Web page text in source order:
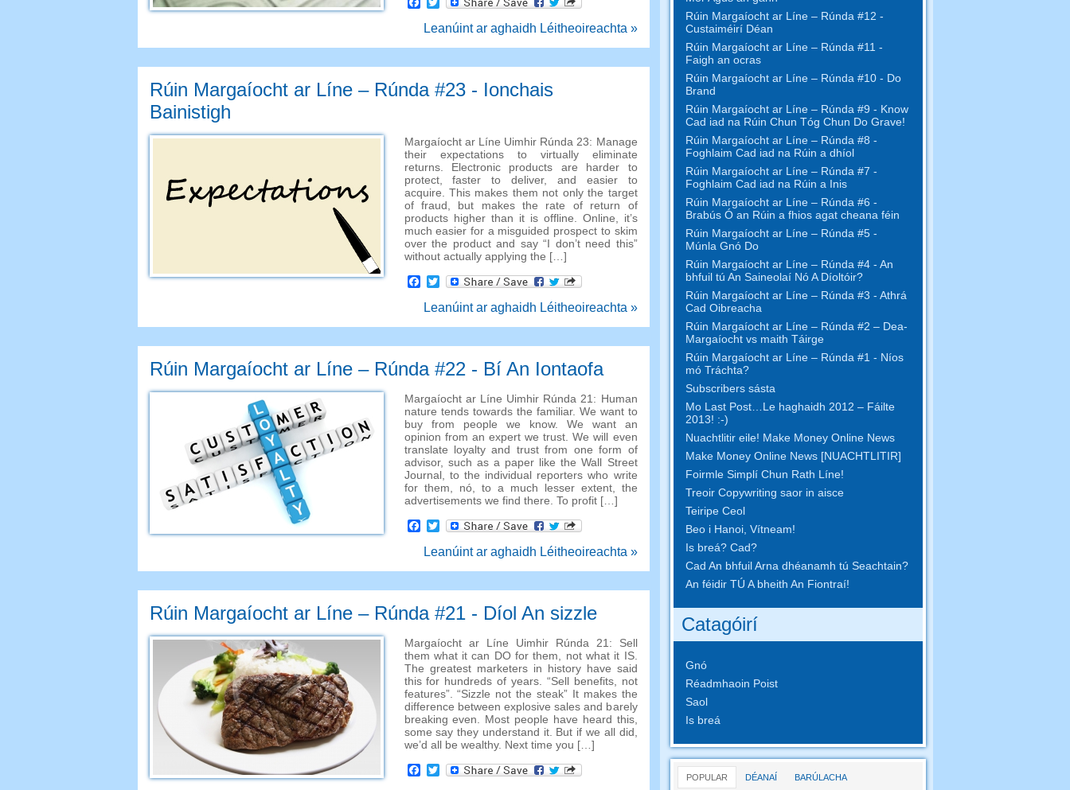
Leanúint ar aghaidh Léitheoireachta »
Rúin Margaíocht ar Líne – Rúnda #23 - Ionchais
Bainistigh
Margaíocht ar Líne Uimhir Rúnda 23: Manage
their expectations to virtually eliminate
returns. Electronic products are harder to
protect,faster to deliver, and easier to
acquire
This makes them not only the target
of fraud
but makes the rate of return of
products higher than it is offline
Online
it’s
much easier for a misguided prospect to skim
over the product and say“I don’t need this”
without actually applying the […]
Facebook
Twitter
Leanúint ar aghaidh Léitheoireachta »
Rúin Margaíocht ar Líne – Rúnda #22 - Bí An Iontaofa
Margaíocht ar Líne Uimhir Rúnda 21: Human
nature tends towards the familiar. We want to
buy from people we know. We want an
opinion from an expert we trust .We will even
translate loyalty and trust from one form of
advisor, such as a paper like the Wall Street
Journal, to the individual reporters who write
for them , nó, to a much lesser extent, the
advertisements we find there To profit[…]
Facebook
Twitter
Leanúint ar aghaidh Léitheoireachta »
Rúin Margaíocht ar Líne – Rúnda #21 - Díol An sizzle
Margaíocht ar Líne Uimhir Rúnda 21: Sell
them what it can DO for them
not what it IS.
The greatest marketers in history have said
this for hundreds of years. “Sell benefits, not
features”. “Sizzle not the steak” It makes the
difference between explosive sales and barely
breaking even
Most people have heard this,
some say they understand it. But if we all did
we’d all be wealthy. Next time you […]
Facebook
Twitter
Rúin Margaíocht ar Líne – Rúnda #12 -
Custaiméirí Déan
Rúin Margaíocht ar Líne – Rúnda #11 -
Faigh an ocras
Rúin Margaíocht ar Líne – Rúnda #10 - Do
Brand
Rúin Margaíocht ar Líne – Rúnda #9 - Know
Cad iad na Rúin Chun Tóg Chun Do Grave!
Rúin Margaíocht ar Líne – Rúnda #8 -
Foghlaim Cad iad na Rúin a dhíol
Rúin Margaíocht ar Líne – Rúnda #7 -
Foghlaim Cad iad na Rúin a Inis
Rúin Margaíocht ar Líne – Rúnda #6 -
Brabús Ó an Rúin a fhios agat cheana féin
Rúin Margaíocht ar Líne – Rúnda #5 -
Múnla Gnó Do
Rúin Margaíocht ar Líne – Rúnda #4 - An
bhfuil tú An Saineolaí Nó A Díoltóir?
Rúin Margaíocht ar Líne – Rúnda #3 - Athrá
Cad Oibreacha
Rúin Margaíocht ar Líne – Rúnda #2 – Dea-
Margaíocht vs maith Táirge
Rúin Margaíocht ar Líne – Rúnda #1 - Níos
mó Tráchta?
Subscribers sásta
Mo Last Post…Le haghaidh 2012 – Fáilte
2013! :-)
Nuachtlitir eile! Make Money Online News
Make Money Online News [NUACHTLITIR]
Foirmle Simplí Chun Rath Líne!
Treoir Copywriting saor in aisce
Teiripe Ceol
Beo i Hanoi, Vítneam!
Is breá? Cad?
Cad An bhfuil Arna dhéanamh tú Seachtain?
An féidir TÚ A bheith An Fiontraí!
Catagóirí
Gnó
Réadmhaoin Poist
Saol
Is breá
POPULAR DÉANAÍ BARÚLACHA